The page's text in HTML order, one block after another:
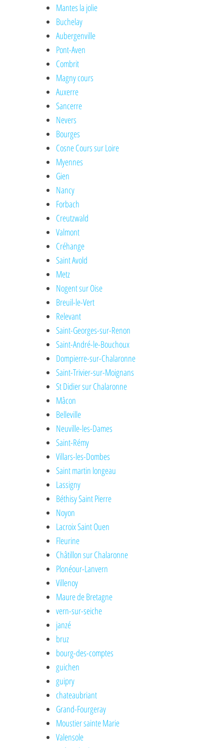
Mantes la jolie
Buchelay
Aubergenville
Pont-Aven
Combrit
Magny cours
Auxerre
Sancerre
Nevers
Bourges
Cosne Cours sur Loire
Myennes
Gien
Nancy
Forbach
Creutzwald
Valmont
Créhange
Saint Avold
Metz
Nogent sur Oise
Breuil-le-Vert
Relevant
Saint-Georges-sur-Renon
Saint-André-le-Bouchoux
Dompierre-sur-Chalaronne
Saint-Trivier-sur-Moignans
St Didier sur Chalaronne
Mâcon
Belleville
Neuville-les-Dames
Saint-Rémy
Villars-les-Dombes
Saint martin longeau
Lassigny
Béthisy Saint Pierre
Noyon
Lacroix Saint Ouen
Fleurine
Châtillon sur Chalaronne
Plonéour-Lanvern
Villenoy
Maure de Bretagne
vern-sur-seiche
janzé
bruz
bourg-des-comptes
guichen
guipry
chateaubriant
Grand-Fourgeray
Moustier sainte Marie
Valensole